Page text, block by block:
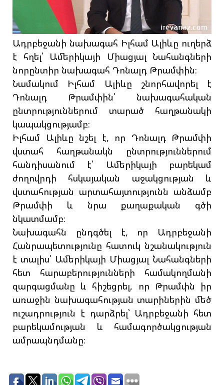
Ադրբեջանի նախագահ Իլհամ Ալիևը ուղերձ
է հղել՝ Ամերիկայի Միացյալ Նահանգների
նորընտիր նախագահ Դոնալդ Թրամփին։
Նամակում Իլհամ Ալիևը շնորհավորել է
Դոնալդ Թրամփին՝ նախագահական
ընտրություններում տարած հաղթանակի
կապակցությամբ։
Իլհամ Ալիևը նշել է, որ Դոնալդ Թրամփի
վստահ հաղթանակն ընտրություններում
հանդիսանում է՝ Ամերիկայի բարեկամ
ժողովրդի հսկայական աջակցության և
վստահության արտահայտությունն անձամբ
Թրամփի և նրա քաղաքական գծի
նկատմամբ։
Նախագահն ընդգծել է, որ Ադրբեջանի
Հանրապետությունը հատուկ նշանակություն
է տալիս՝ Ամերիկայի Միացյալ Նահանգների
հետ հարաբերությունների համակողմանի
զարգացմանը և հիշեցրել, որ Թրամփն իր
առաջին նախագահության տարիներին մեծ
ուշադրություն է դարձրել՝ Ադրբեջանի հետ
բարեկամության և համագործակցության
ամրապնդմանը։